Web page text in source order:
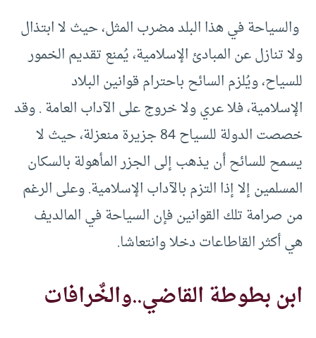
والسياحة في هذا البلد مضرب المثل، حيث لا ابتذال
ولا تنازل عن المبادئ الإسلامية، يُمنع تقديم الخمور
للسياح، ويُلزم السائح باحترام قوانين البلاد
الإسلامية، فلا عري ولا خروج على الآداب العامة . وقد
خصصت الدولة للسياح 84 جزيرة منعزلة، حيث لا
يسمح للسائح أن يذهب إلى الجزر المأهولة بالسكان
المسلمين إلا إذا التزم بالآداب الإسلامية. وعلى الرغم
من صرامة تلك القوانين فإن السياحة في المالديف
هي أكثر القاطاعات دخلا وانتعاشا.
ابن بطوطة القاضي..والخٌرافات